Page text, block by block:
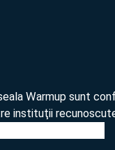
Warmup sunt
instituţii